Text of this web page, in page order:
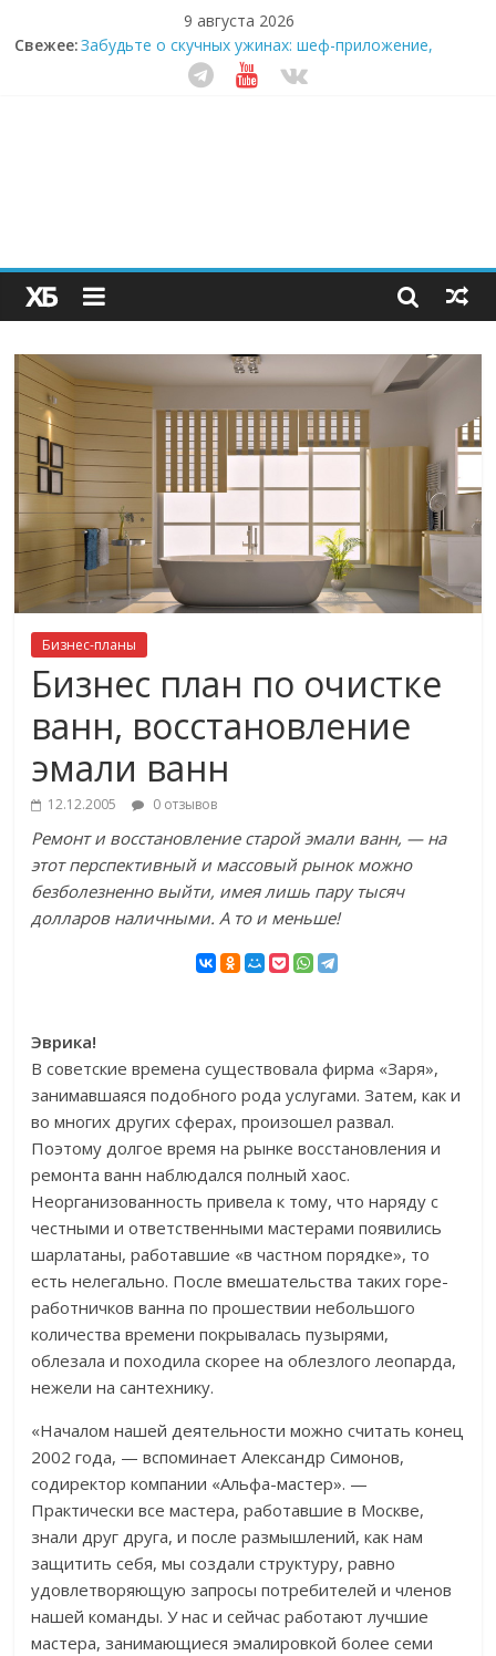
9 августа 2026
Свежее:Забудьте о скучных ужинах: шеф-приложение,
которое видит вашу еду насквозь
Небо зовёт: как бизнес на полётах дронов и
Секрет супергидратации: почему кокосовая вода с
пребиотиками становится главным трендом
здорового питания
Бизнес-планы
Бизнес план по очистке
ванн, восстановление
эмали ванн
12.12.2005 0 отзывов
Ремонт и восстановление старой эмали ванн, — на
этот перспективный и массовый рынок можно
безболезненно выйти, имея лишь пару тысяч
долларов наличными. А то и меньше!
Эврика!
В советские времена существовала фирма «Заря»,
занимавшаяся подобного рода услугами. Затем, как и
во многих других сферах, произошел развал.
Поэтому долгое время на рынке восстановления и
ремонта ванн наблюдался полный хаос.
Неорганизованность привела к тому, что наряду с
честными и ответственными мастерами появились
шарлатаны, работавшие «в частном порядке», то
есть нелегально. После вмешательства таких горе-
работничков ванна по прошествии небольшого
количества времени покрывалась пузырями,
облезала и походила скорее на облезлого леопарда,
нежели на сантехнику.
«Началом нашей деятельности можно считать конец
2002 года, — вспоминает Александр Симонов,
содиректор компании «Альфа-мастер». —
Практически все мастера, работавшие в Москве,
знали друг друга, и после размышлений, как нам
защитить себя, мы создали структуру, равно
удовлетворяющую запросы потребителей и членов
нашей команды. У нас и сейчас работают лучшие
мастера, занимающиеся эмалировкой более семи